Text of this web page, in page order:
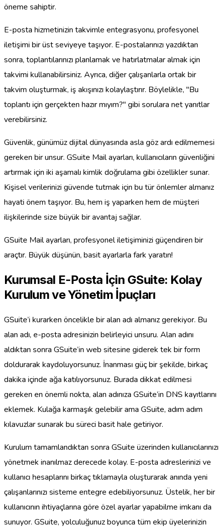
öneme sahiptir.
E-posta hizmetinizin takvimle entegrasyonu, profesyonel
iletişimi bir üst seviyeye taşıyor. E-postalarınızı yazdıktan
sonra, toplantılarınızı planlamak ve hatırlatmalar almak için
takvimi kullanabilirsiniz. Ayrıca, diğer çalışanlarla ortak bir
takvim oluşturmak, iş akışınızı kolaylaştırır. Böylelikle, "Bu
toplantı için gerçekten hazır mıyım?" gibi sorulara net yanıtlar
verebilirsiniz.
Güvenlik, günümüz dijital dünyasında asla göz ardı edilmemesi
gereken bir unsur. GSuite Mail ayarları, kullanıcıların güvenliğini
artırmak için iki aşamalı kimlik doğrulama gibi özellikler sunar.
Kişisel verilerinizi güvende tutmak için bu tür önlemler almanız
hayati önem taşıyor. Bu, hem iş yaparken hem de müşteri
ilişkilerinde size büyük bir avantaj sağlar.
GSuite Mail ayarları, profesyonel iletişiminizi güçendiren bir
araçtır. Büyük düşünün, basit ayarlarla fark yaratın!
Kurumsal E-Posta İçin GSuite: Kolay
Kurulum ve Yönetim İpuçları
GSuite’i kurarken öncelikle bir alan adı almanız gerekiyor. Bu
alan adı, e-posta adresinizin belirleyici unsuru. Alan adını
aldıktan sonra GSuite’in web sitesine giderek tek bir form
doldurarak kaydoluyorsunuz. İnanması güç bir şekilde, birkaç
dakika içinde ağa katılıyorsunuz. Burada dikkat edilmesi
gereken en önemli nokta, alan adınıza GSuite’in DNS kayıtlarını
eklemek. Kulağa karmaşık gelebilir ama GSuite, adım adım
kılavuzlar sunarak bu süreci basit hale getiriyor.
Kurulum tamamlandıktan sonra GSuite üzerinden kullanıcılarınızı
yönetmek inanılmaz derecede kolay. E-posta adreslerinizi ve
kullanıcı hesaplarını birkaç tıklamayla oluşturarak anında yeni
çalışanlarınızı sisteme entegre edebiliyorsunuz. Üstelik, her bir
kullanıcının ihtiyaçlarına göre özel ayarlar yapabilme imkanı da
sunuyor. GSuite, yolculuğunuz boyunca tüm ekip üyelerinizin